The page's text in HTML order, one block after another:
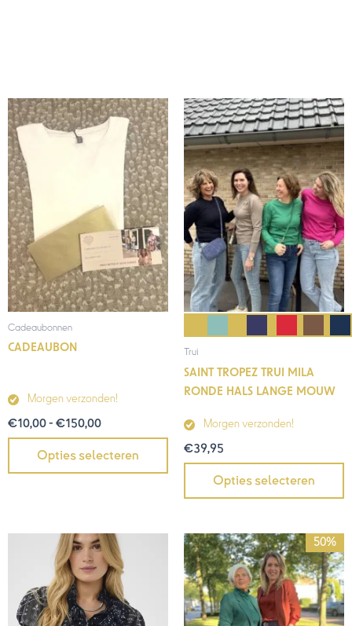
Cadeaubonnen
CADEAUBON
Morgen verzonden!
€10,00- €150,00
Prijsklasse:
€10,00
tot
€150,00
Opties selecteren
Trui
SAINT TROPEZ TRUI MILA
RONDE HALS LANGE MOUW
Morgen verzonden!
€39,95
Opties selecteren
50%
Prijsklasse:
€45,00
tot
€89,95